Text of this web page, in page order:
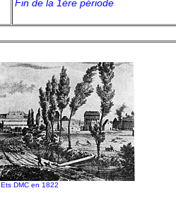
Fin de la 1ère période
Ets DMC en 1822